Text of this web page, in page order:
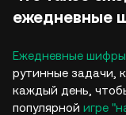
ежедневные
Ежедневные
рутинные задачи,
каждый день,
популярной игре